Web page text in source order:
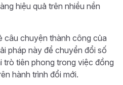
hiệu quả trên nhiều nền
câu chuyện thành công của
pháp này để chuyển đổi số
trò tiên phong trong việc đồng
hành trình đổi mới.